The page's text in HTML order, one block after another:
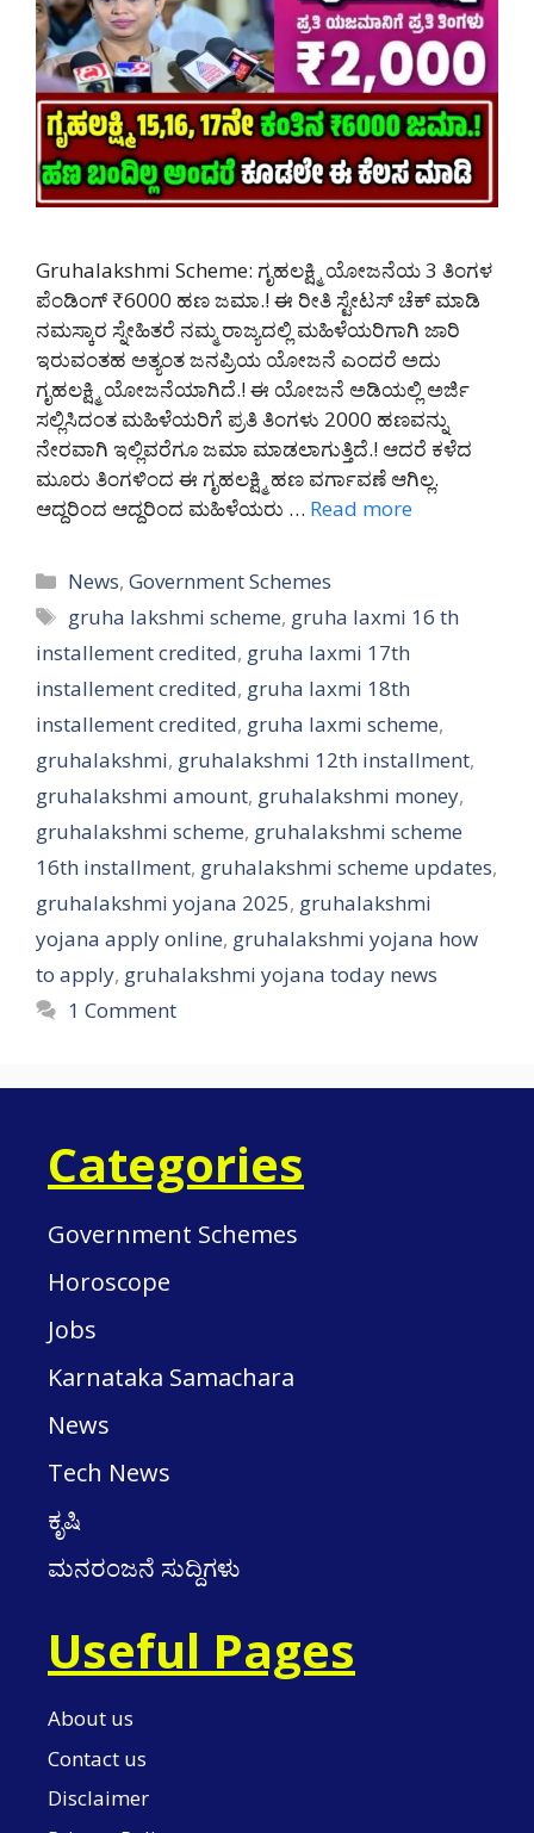
Gruhalakshmi Scheme: ಗೃಹಲಕ್ಷ್ಮಿ ಯೋಜನೆಯ 3 ತಿಂಗಳ
ಪೆಂಡಿಂಗ್ ₹6000 ಹಣ ಜಮಾ.! ಈ ರೀತಿ ಸ್ಟೇಟಸ್ ಚೆಕ್ ಮಾಡಿ
ನಮಸ್ಕಾರ ಸ್ನೇಹಿತರೆ ನಮ್ಮ ರಾಜ್ಯದಲ್ಲಿ ಮಹಿಳೆಯರಿಗಾಗಿ ಜಾರಿ
ಇರುವಂತಹ ಅತ್ಯಂತ ಜನಪ್ರಿಯ ಯೋಜನೆ ಎಂದರೆ ಅದು
ಗೃಹಲಕ್ಷ್ಮಿ ಯೋಜನೆಯಾಗಿದೆ.! ಈ ಯೋಜನೆ ಅಡಿಯಲ್ಲಿ ಅರ್ಜಿ
ಸಲ್ಲಿಸಿದಂತ ಮಹಿಳೆಯರಿಗೆ ಪ್ರತಿ ತಿಂಗಳು 2000 ಹಣವನ್ನು
ನೇರವಾಗಿ ಇಲ್ಲಿವರೆಗೂ ಜಮಾ ಮಾಡಲಾಗುತ್ತಿದೆ.! ಆದರೆ ಕಳೆದ
ಮೂರು ತಿಂಗಳಿಂದ ಈ ಗೃಹಲಕ್ಷ್ಮಿ ಹಣ ವರ್ಗಾವಣೆ ಆಗಿಲ್ಲ.
ಆದ್ದರಿಂದ ಆದ್ದರಿಂದ ಮಹಿಳೆಯರು … Read more
Categories
News,Government Schemes
Tags
gruha lakshmi scheme, gruha laxmi 16 th
installement credited, gruha laxmi 17th
installement credited, gruha laxmi 18th
installement credited, gruha laxmi scheme,
gruhalakshmi, gruhalakshmi 12th installment,
gruhalakshmi amount, gruhalakshmi money,
gruhalakshmi scheme, gruhalakshmi scheme
16th installment, gruhalakshmi scheme updates,
gruhalakshmi yojana 2025, gruhalakshmi
yojana apply online, gruhalakshmi yojana how
to apply, gruhalakshmi yojana today news
1 Comment
Categories
Government Schemes
Horoscope
Jobs
Karnataka Samachara
News
Tech News
ಕೃಷಿ
ಮನರಂಜನೆ ಸುದ್ದಿಗಳು
Useful Pages
About us
Contact us
Disclaimer